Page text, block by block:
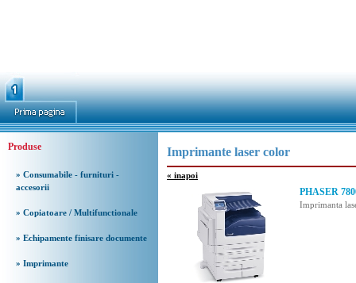
Produse
» Consumabile - furnituri -
accesorii
» Copiatoare / Multifunctionale
» Echipamente finisare documente
» Imprimante
Imprimante laser color
« inapoi
PHASER
Imprimanta